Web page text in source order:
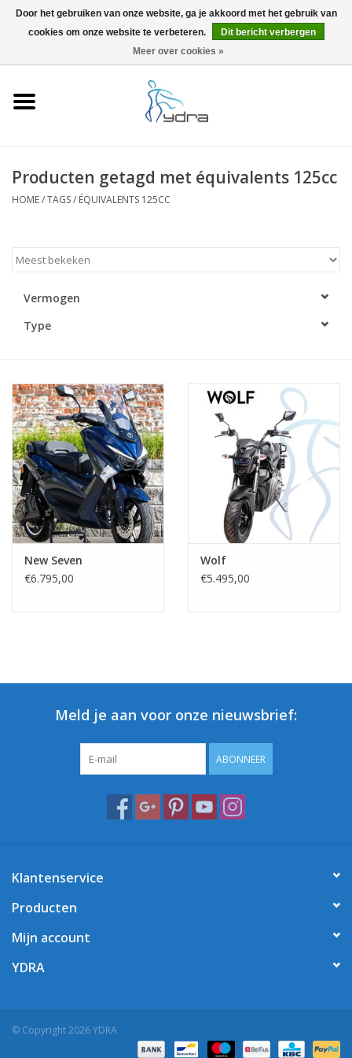
0 Artikelen - €0,00
Accessoires
Blog
Producten getagd met équivalents 125cc
HOME/TAGS/ ÉQUIVALENTS 125CC
Vermogen
Type
New Seven
€6.795,00
Wolf
€5.495,00
Meld je aan voor onze nieuwsbrief:
ABONNEER
Klantenservice
Producten
Mijn account
YDRA
© Copyright 2026 YDRA
Door het gebruiken van onze website, ga je akkoord met het gebruik van
cookies om onze website te verbeteren.
Dit bericht verbergen
Meer over cookies »